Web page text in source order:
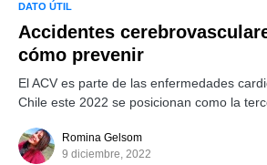
DATO ÚTIL
Accidentes
cómo prevenir
El ACV es parte de las enfermedades
Chile este 2022 se posicionan como la
Romina Gelsom
9 diciembre, 2022